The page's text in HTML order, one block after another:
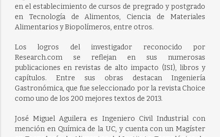
en el establecimiento de cursos de pregrado y postgrado
en Tecnología de Alimentos, Ciencia de Materiales
Alimentarios y Biopolímeros, entre otros.
Los logros del investigador reconocido por
Research.com se reflejan en sus numerosas
publicaciones en revistas de alto impacto (ISI), libros y
capítulos. Entre sus obras destacan Ingeniería
Gastronómica, que fue seleccionado por la revista Choice
como uno de los 200 mejores textos de 2013.
José Miguel Aguilera es Ingeniero Civil Industrial con
mención en Química de la UC, y cuenta con un Magíster